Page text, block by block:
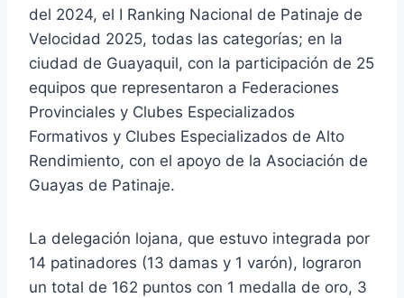
del 2024, el I Ranking Nacional de Patinaje de
Velocidad 2025, todas las categorías; en la
ciudad de Guayaquil, con la participación de 25
equipos que representaron a Federaciones
Provinciales y Clubes Especializados
Formativos y Clubes Especializados de Alto
Rendimiento, con el apoyo de la Asociación de
Guayas de Patinaje.
La delegación lojana, que estuvo integrada por
14 patinadores (13 damas y 1 varón), lograron
un total de 162 puntos con 1 medalla de oro, 3